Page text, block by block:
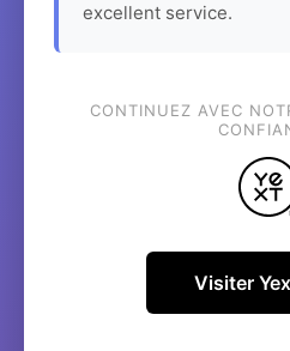
excellent service.
CONTINUEZ AVEC
Visiter